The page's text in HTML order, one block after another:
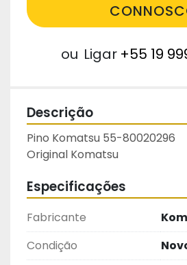
ou Ligar +55 19
Descrição
Pino Komatsu 55-80020296
Original Komatsu
Especificações
Fabricante
Condição